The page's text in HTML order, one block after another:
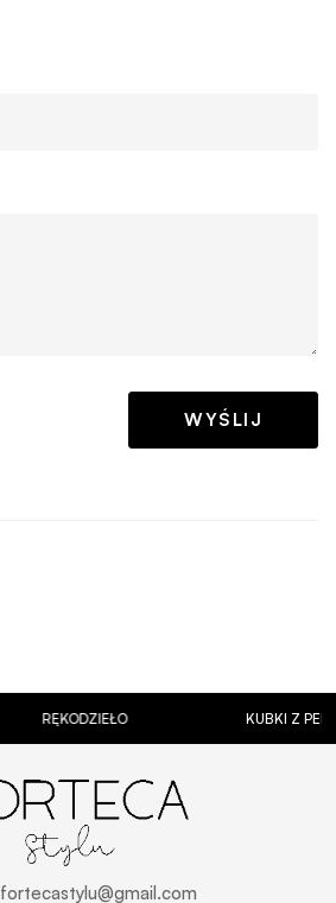
RĘKODZIEŁO KUBKI Z
fortecastylu@gmail.com